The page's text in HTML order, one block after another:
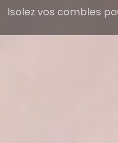
Isolez vos combles